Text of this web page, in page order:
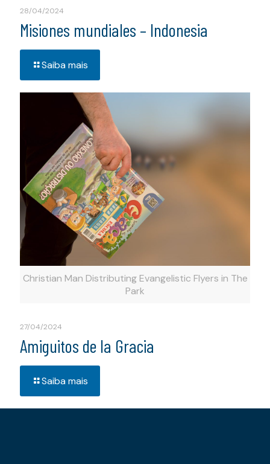
28/04/2024
Misiones mundiales – Indonesia
Saiba mais
Christian Man Distributing Evangelistic Flyers in The
Park
27/04/2024
Amiguitos de la Gracia
Saiba mais